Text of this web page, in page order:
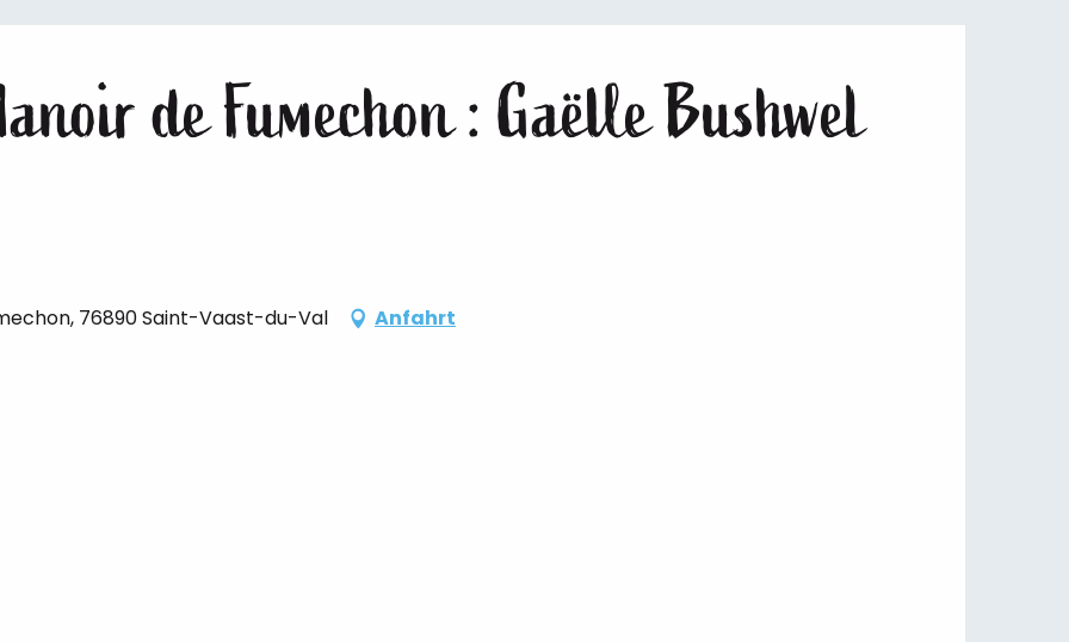
de Fumechon : Gaëlle Bushwel
76890 Saint-Vaast-du-Val Anfahrt